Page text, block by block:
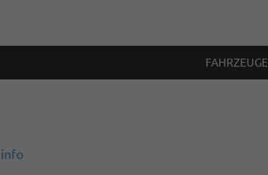
FAHRZEUGE
info